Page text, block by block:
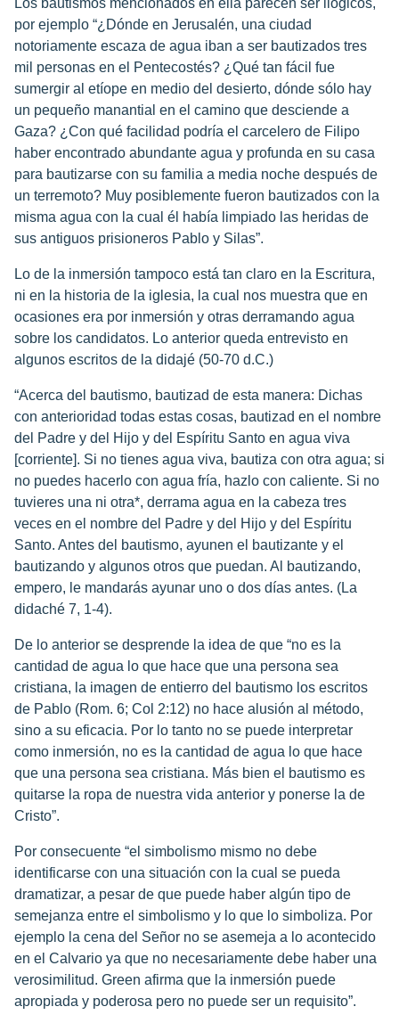
Los bautismos mencionados en ella parecen ser ilógicos,
por ejemplo “¿Dónde en Jerusalén, una ciudad
notoriamente escaza de agua iban a ser bautizados tres
mil personas en el Pentecostés? ¿Qué tan fácil fue
sumergir al etíope en medio del desierto, dónde sólo hay
un pequeño manantial en el camino que desciende a
Gaza? ¿Con qué facilidad podría el carcelero de Filipo
haber encontrado abundante agua y profunda en su casa
para bautizarse con su familia a media noche después de
un terremoto? Muy posiblemente fueron bautizados con la
misma agua con la cual él había limpiado las heridas de
sus antiguos prisioneros Pablo y Silas”.
Lo de la inmersión tampoco está tan claro en la Escritura,
ni en la historia de la iglesia, la cual nos muestra que en
ocasiones era por inmersión y otras derramando agua
sobre los candidatos. Lo anterior queda entrevisto en
algunos escritos de la didajé (50-70 d.C.)
“Acerca del bautismo, bautizad de esta manera: Dichas
con anterioridad todas estas cosas, bautizad en el nombre
del Padre y del Hijo y del Espíritu Santo en agua viva
[corriente]. Si no tienes agua viva, bautiza con otra agua; si
no puedes hacerlo con agua fría, hazlo con caliente. Si no
tuvieres una ni otra*, derrama agua en la cabeza tres
veces en el nombre del Padre y del Hijo y del Espíritu
Santo. Antes del bautismo, ayunen el bautizante y el
bautizando y algunos otros que puedan. Al bautizando,
empero, le mandarás ayunar uno o dos días antes. (La
didaché 7, 1-4).
De lo anterior se desprende la idea de que “no es la
cantidad de agua lo que hace que una persona sea
cristiana, la imagen de entierro del bautismo los escritos
de Pablo (Rom. 6; Col 2:12) no hace alusión al método,
sino a su eficacia. Por lo tanto no se puede interpretar
como inmersión, no es la cantidad de agua lo que hace
que una persona sea cristiana. Más bien el bautismo es
quitarse la ropa de nuestra vida anterior y ponerse la de
Cristo”.
Por consecuente “el simbolismo mismo no debe
identificarse con una situación con la cual se pueda
dramatizar, a pesar de que puede haber algún tipo de
semejanza entre el simbolismo y lo que lo simboliza. Por
ejemplo la cena del Señor no se asemeja a lo acontecido
en el Calvario ya que no necesariamente debe haber una
verosimilitud. Green afirma que la inmersión puede
apropiada y poderosa pero no puede ser un requisito”.